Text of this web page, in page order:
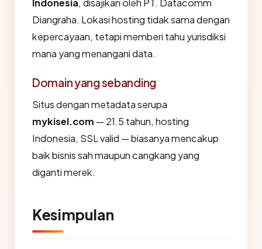
Indonesia, disajikan oleh PT. Datacomm
Diangraha. Lokasi hosting tidak sama dengan
kepercayaan, tetapi memberi tahu yurisdiksi
mana yang menangani data.
Domain yang sebanding
Situs dengan metadata serupa
mykisel.com — 21.5 tahun, hosting
Indonesia, SSL valid — biasanya mencakup
baik bisnis sah maupun cangkang yang
diganti merek.
Kesimpulan